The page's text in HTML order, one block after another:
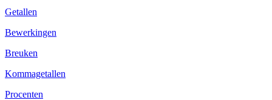
Getallen
Bewerkingen
Breuken
Kommagetallen
Procenten